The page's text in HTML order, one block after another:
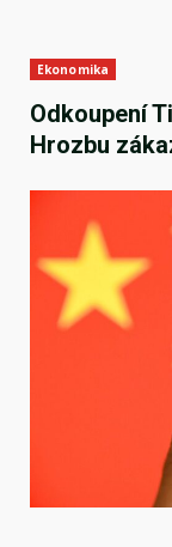
Ekonomika
Odkoupení
Hrozbu